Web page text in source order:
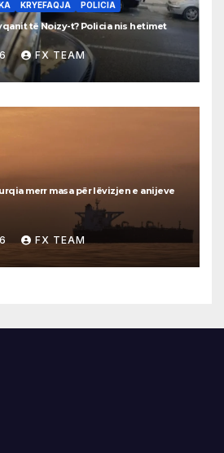
KRYEFAQJA POLICIA
të Noizy-t? Policia nis hetimet
FX TEAM
merr masa për lëvizjen e anijeve
FX TEAM